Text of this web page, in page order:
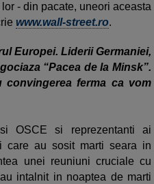
- din pacate, uneori aceasta
www.wall-street.ro.
Europei. Liderii Germaniei,
“Pacea de la Minsk”.
convingerea ferma ca vom
OSCE si reprezentanti ai
care au sosit marti seara in
unei reuniuni cruciale cu
intalnit in noaptea de marti